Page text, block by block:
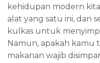
kehidupan modern
alat yang satu ini, dan
kulkas untuk
Namun, apakah kamu
makanan wajib